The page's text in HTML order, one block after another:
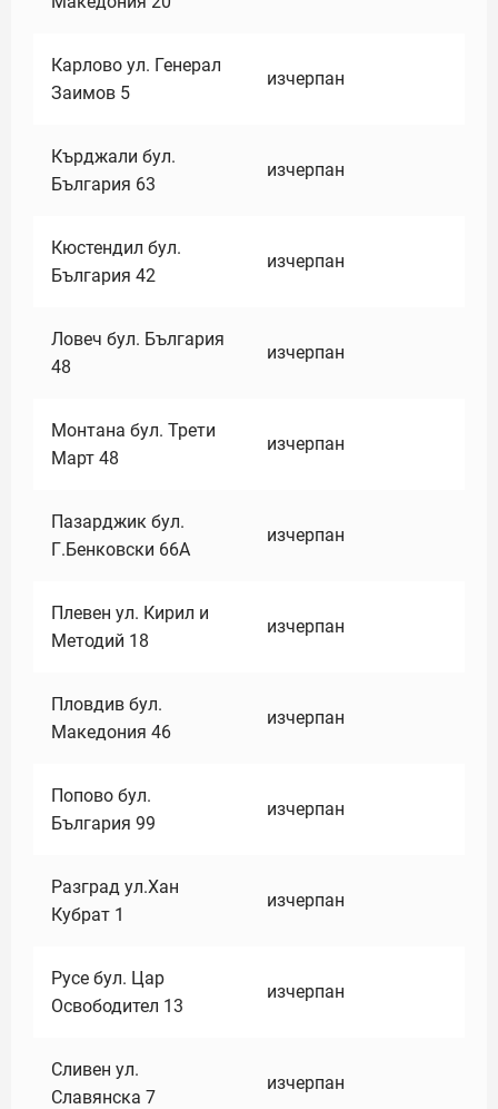
Карлово ул. Генерал
Заимов 5
изчерпан
Кърджали бул.
България 63
изчерпан
Кюстендил бул.
България 42
изчерпан
Ловеч бул. България
48
изчерпан
Монтана бул. Трети
Март 48
изчерпан
Пазарджик бул.
Г.Бенковски 66А
изчерпан
Плевен ул. Кирил и
Методий 18
изчерпан
Пловдив бул.
Македония 46
изчерпан
Попово бул.
България 99
изчерпан
Разград ул.Хан
Кубрат 1
изчерпан
Русе бул. Цар
Освободител 13
изчерпан
Сливен ул.
Славянска 7
изчерпан